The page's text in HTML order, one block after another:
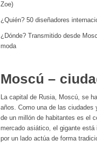
Zoe)
¿Quién? 50 diseñadores
¿Dónde? Transmitido desde
moda
Moscú –
La capital de Rusia, Moscú, se
años. Como una de las ciudades
de un millón de habitantes es el
mercado asiático, el gigante
por un lado actúa de forma